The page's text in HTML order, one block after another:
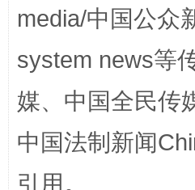
国家大学科技园优化重塑
media/中国公众
system news等
媒、中国全民传
中国法制新闻
引用。